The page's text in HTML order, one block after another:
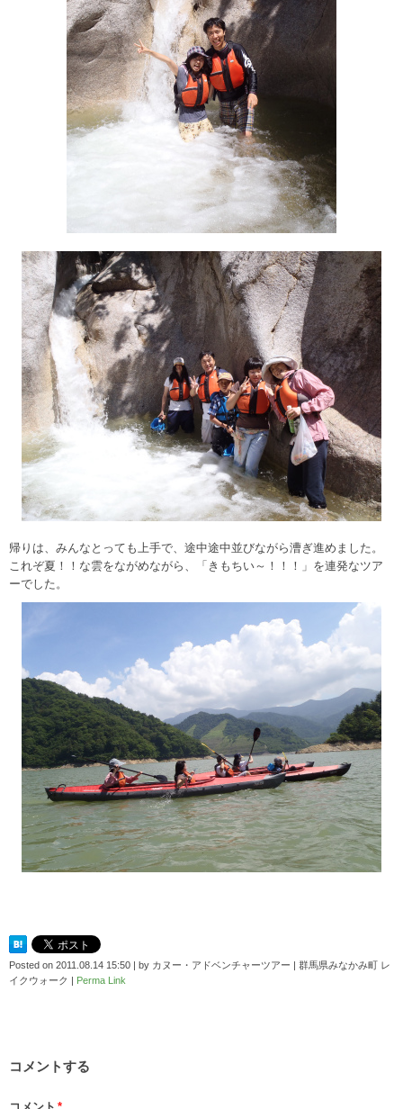
帰りは、みんなとっても上手で、途中途中並びながら漕ぎ進めました。
これぞ夏！！な雲をながめながら、「きもちい～！！！」を連発なツア
ーでした。
Posted on 2011.08.14 15:50 by カヌー・アドベンチャーツアー | 群馬県みなかみ町 レ
イクウォーク
Perma Link
コメントする